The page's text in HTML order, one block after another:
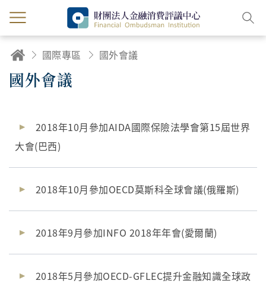
國際專區 國外會議
國外會議
2018年10月參加AIDA國際保險法學會第15屆世界
大會(巴西)
2018年10月參加OECD莫斯科全球會議(俄羅斯)
2018年9月參加INFO 2018年年會(愛爾蘭)
2018年5月參加OECD-GFLEC提升金融知識全球政